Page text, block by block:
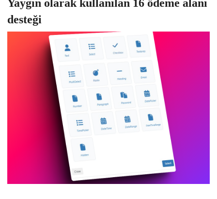
Yaygın olarak kullanılan 16 ödeme alanı
desteği